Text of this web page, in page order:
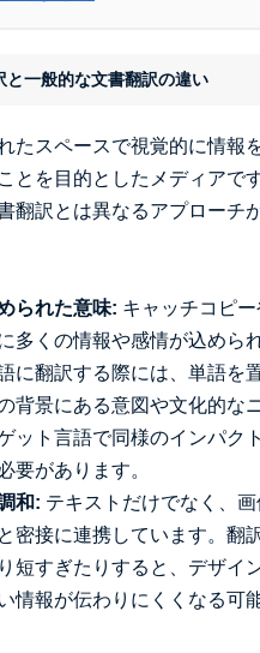
と一般的な文書翻訳の違い
たスペースで視覚的に情報
とを目的としたメディアで
翻訳とは異なるアプローチ
られた意味: キャッチコピ
多くの情報や感情が込めら
に翻訳する際には、単語を
背景にある意図や文化的な
ット言語で同様のインパク
要があります。
和: テキストだけでなく、
密接に連携しています。翻
短すぎたりすると、デザイ
情報が伝わりにくくなる可